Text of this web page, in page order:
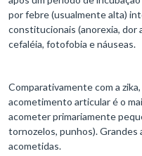
por febre (usualmente alta)
constitucionais (anorexia, dor
cefaléia, fotofobia e náuseas.
Comparativamente com a
acometimento articular é o
acometer primariamente
tornozelos, punhos).
acometidas.